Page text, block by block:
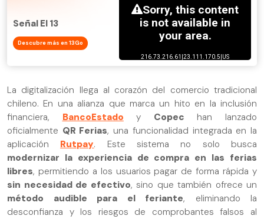
Señal El 13
Descubre más en 13Go
La digitalización llega al corazón del comercio tradicional
chileno. En una alianza que marca un hito en la inclusión
financiera, BancoEstado y Copec han lanzado
oficialmente QR Ferias, una funcionalidad integrada en la
aplicación Rutpay. Este sistema no solo busca
modernizar la experiencia de compra en las ferias
libres, permitiendo a los usuarios pagar de forma rápida y
sin necesidad de efectivo, sino que también ofrece un
método audible para el feriante, eliminando la
desconfianza y los riesgos de comprobantes falsos al